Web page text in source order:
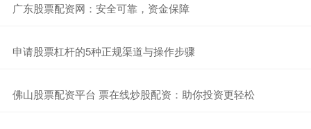
​广东股票配资网：安全可靠，资金保障
​申请股票杠杆的5种正规渠道与操作步骤
​佛山股票配资平台 票在线炒股配资：助你投资更轻松